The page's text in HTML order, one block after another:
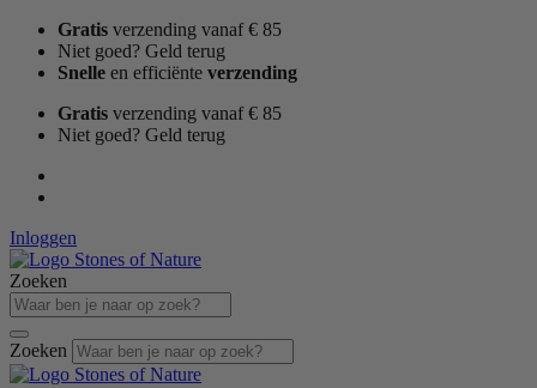
naar
Gratis verzending vanaf € 85
Niet goed? Geld terug
Snelle en efficiënte verzending
Gratis verzending vanaf € 85
Niet goed? Geld terug
Inloggen
Zoeken
Zoeken